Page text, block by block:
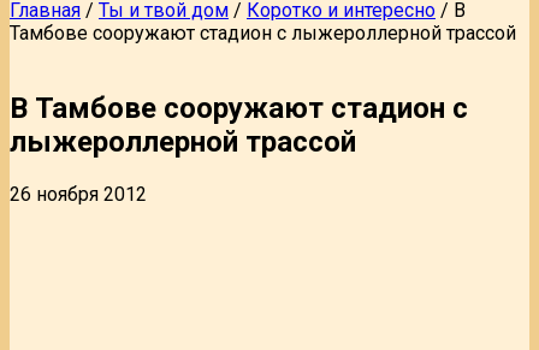
Главная / Ты и твой дом / Коротко и интересно / В
Тамбове сооружают стадион с лыжероллерной трассой
В Тамбове сооружают стадион с
лыжероллерной трассой
26 ноября 2012